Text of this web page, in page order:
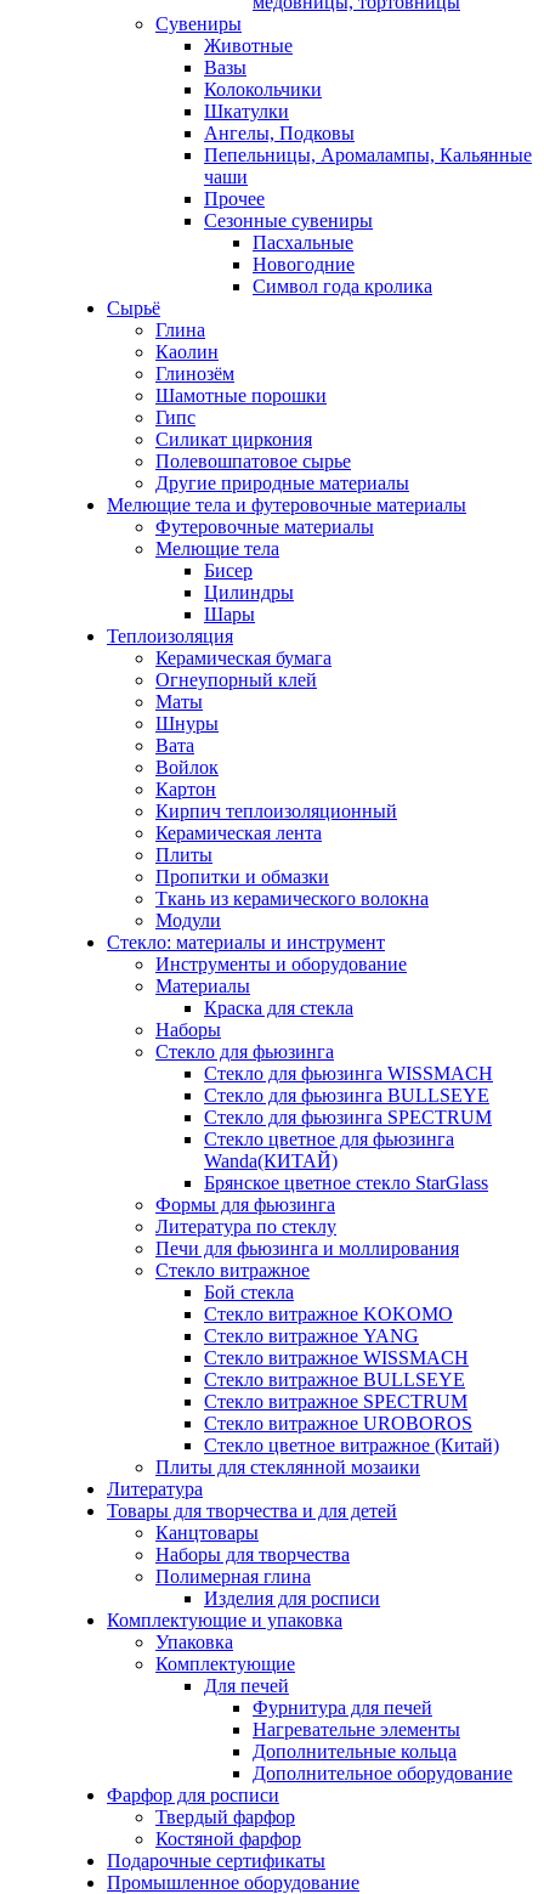
Сувениры
Животные
Вазы
Колокольчики
Шкатулки
Ангелы, Подковы
Пепельницы, Аромалампы, Кальянные
чаши
Прочее
Сезонные сувениры
Пасхальные
Новогодние
Символ года кролика
Сырьё
Глина
Каолин
Глинозём
Шамотные порошки
Гипс
Силикат циркония
Полевошпатовое сырье
Другие природные материалы
Мелющие тела и футеровочные материалы
Футеровочные материалы
Мелющие тела
Бисер
Цилиндры
Шары
Теплоизоляция
Керамическая бумага
Огнеупорный клей
Маты
Шнуры
Вата
Войлок
Картон
Кирпич теплоизоляционный
Керамическая лента
Плиты
Пропитки и обмазки
Ткань из керамического волокна
Модули
Стекло: материалы и инструмент
Инструменты и оборудование
Материалы
Краска для стекла
Наборы
Стекло для фьюзинга
Стекло для фьюзинга WISSMACH
Стекло для фьюзинга BULLSEYE
Стекло для фьюзинга SPECTRUM
Стекло цветное для фьюзинга
Wanda(КИТАЙ)
Брянское цветное стекло StarGlass
Формы для фьюзинга
Литература по стеклу
Печи для фьюзинга и моллирования
Стекло витражное
Бой стекла
Стекло витражное KOKOMO
Стекло витражное YANG
Стекло витражное WISSMACH
Стекло витражное BULLSEYE
Стекло витражное SPECTRUM
Стекло витражное UROBOROS
Стекло цветное витражное (Китай)
Плиты для стеклянной мозаики
Литература
Товары для творчества и для детей
Канцтовары
Наборы для творчества
Полимерная глина
Изделия для росписи
Комплектующие и упаковка
Упаковка
Комплектующие
Для печей
Фурнитура для печей
Нагревательне элементы
Дополнительные кольца
Дополнительное оборудование
Фарфор для росписи
Твердый фарфор
Костяной фарфор
Подарочные сертификаты
Промышленное оборудование